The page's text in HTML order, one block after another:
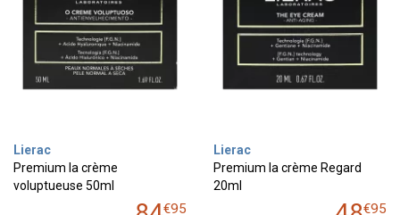
Lierac
Premium la crème
voluptueuse 50ml
€95
Lierac
Premium la crème Regard
20ml
€95